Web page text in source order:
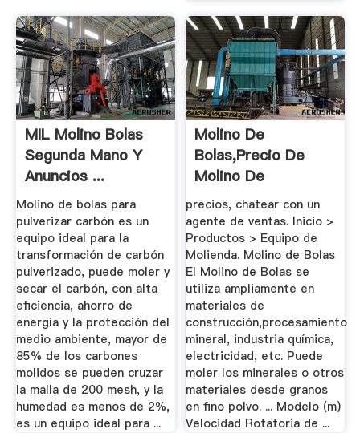
MIL Molino Bolas
Segunda Mano Y
Anuncios ...
Molino de bolas para
pulverizar carbón es un
equipo ideal para la
transformación de carbón
pulverizado, puede moler y
secar el carbón, con alta
eficiencia, ahorro de
energía y la protección del
medio ambiente, mayor de
85% de los carbones
molidos se pueden cruzar
la malla de 200 mesh, y la
humedad es menos de 2%,
es un equipo ideal para ...
Molino De
Bolas,precio De
Molino De
Bolas,fabricante De
...
precios, chatear con un
agente de ventas. Inicio >
Productos > Equipo de
Molienda. Molino de Bolas
El Molino de Bolas se
utiliza ampliamente en
materiales de
construcción,procesamiento
mineral, industria química,
electricidad, etc. Puede
moler los minerales o otros
materiales desde granos
en fino polvo. ... Modelo (m)
Velocidad Rotatoria de ...